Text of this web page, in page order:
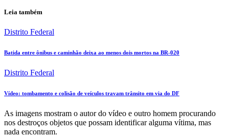
Leia também
Distrito Federal
Batida entre ônibus e caminhão deixa ao menos dois mortos na BR-020
Distrito Federal
Vídeo: tombamento e colisão de veículos travam trânsito em via do DF
As imagens mostram o autor do vídeo e outro homem procurando
nos destroços objetos que possam identificar alguma vítima, mas
nada encontram.